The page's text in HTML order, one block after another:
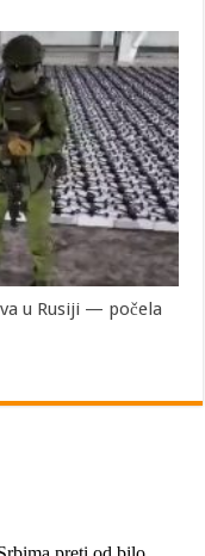
u Rusiji — počela